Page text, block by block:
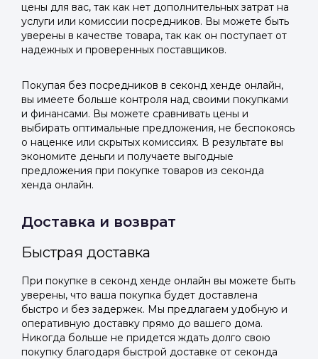
цены для вас, так как нет дополнительных затрат на
услуги или комиссии посредников. Вы можете быть
уверены в качестве товара, так как он поступает от
надежных и проверенных поставщиков.
Покупая без посредников в секонд хенде онлайн,
вы имеете больше контроля над своими покупками
и финансами. Вы можете сравнивать цены и
выбирать оптимальные предложения, не беспокоясь
о наценке или скрытых комиссиях. В результате вы
экономите деньги и получаете выгодные
предложения при покупке товаров из секонда
хенда онлайн.
Доставка и возврат
Быстрая доставка
При покупке в секонд хенде онлайн вы можете быть
уверены, что ваша покупка будет доставлена
быстро и без задержек. Мы предлагаем удобную и
оперативную доставку прямо до вашего дома.
Никогда больше не придется ждать долго свою
покупку благодаря быстрой доставке от секонда